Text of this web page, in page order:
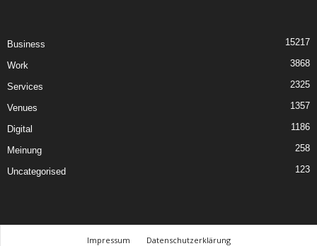
Business 15217
Work 3868
Services 2325
Venues 1357
Digital 1186
Meinung 258
Uncategorised 123
Impressum
Datenschutzerklärung